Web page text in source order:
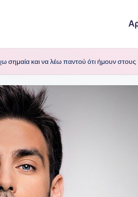
και να λέω παντού ότι ήμουν στους